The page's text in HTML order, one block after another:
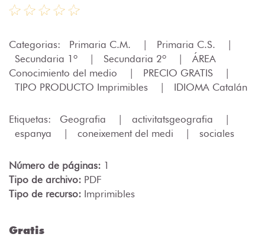
Categorias: Primaria C.M. | Primaria C.S.
|
Secundaria 1º
| Secundaria 2º |
ÁREA
Conocimiento del medio
| PRECIO GRATIS
|
TIPO PRODUCTO Imprimibles
| IDIOMA Catalán
Etiquetas: Geografia | activitatsgeografia
|
espanya
| coneixement del medi | sociales
Número de páginas: 1
Tipo de archivo: PDF
Tipo de recurso: Imprimibles
Gratis